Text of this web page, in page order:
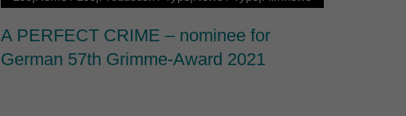
A PERFECT CRIME – nominee for
German 57th Grimme-Award 2021